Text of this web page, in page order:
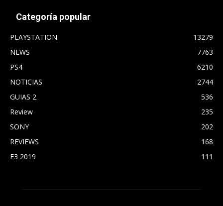
Categoría popular
PLAYSTATION
13279
NEWS
7763
PS4
6210
NOTICIAS
2744
GUIAS 2
536
Review
235
SONY
202
REVIEWS
168
E3 2019
111